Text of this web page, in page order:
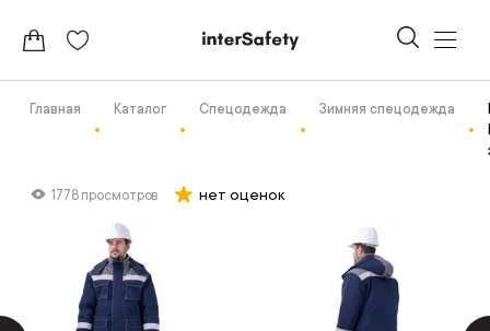
Главная Каталог Спецодежда Зимняя спецодежда
1778 просмотров нет оценок